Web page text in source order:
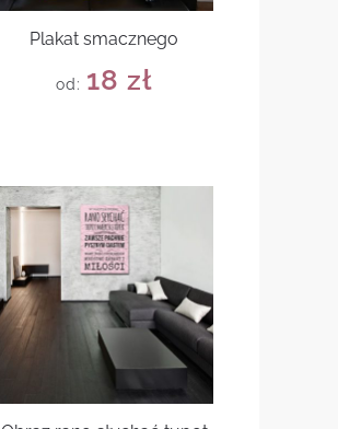
Plakat smacznego
od: 18zł